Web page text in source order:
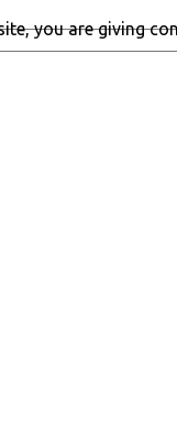
you are giving